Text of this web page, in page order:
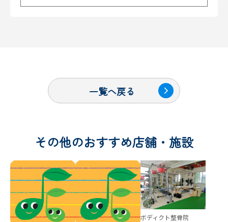
一覧へ戻る
その他のおすすめ店舗・施設
ボディクト整骨院